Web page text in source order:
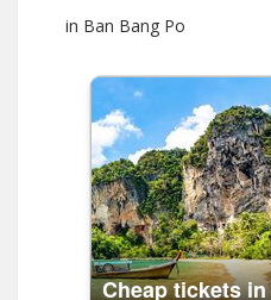
in Ban Bang Po